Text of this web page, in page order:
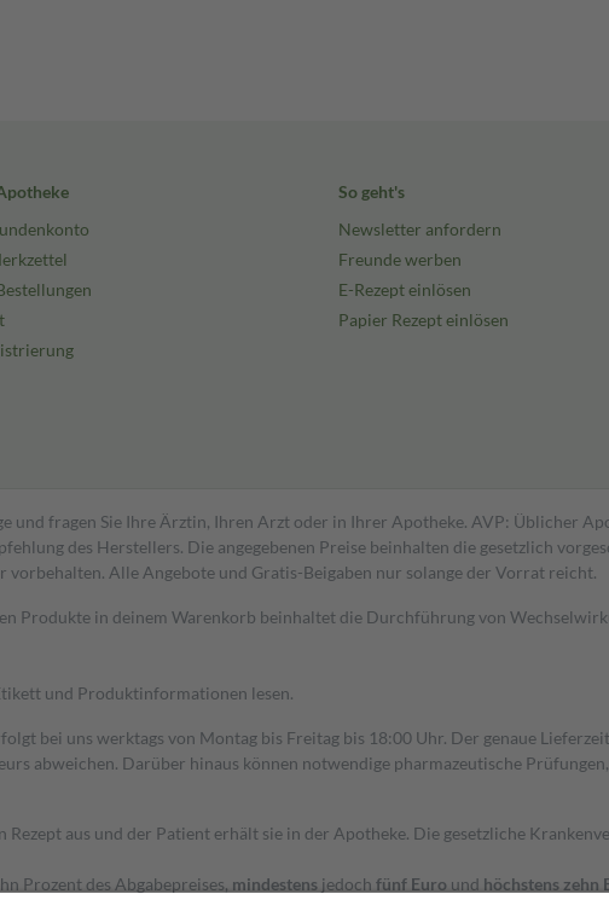
So geht's
Newsletter anfordern
Freunde werben
E-Rezept einlösen
Papier Rezept einlösen
und fragen Sie Ihre Ärztin, Ihren Arzt oder in Ihrer Apotheke. AVP: Üblicher
des Herstellers. Die angegebenen Preise beinhalten die gesetzlich
Alle Angebote und Gratis-Beigaben nur solange der Vorrat reicht.
Produkte in deinem Warenkorb beinhaltet die Durchführung von
und Produktinformationen lesen.
bei uns werktags von Montag bis Freitag bis 18:00 Uhr. Der genaue
abweichen. Darüber hinaus können notwendige pharmazeutische
aus und der Patient erhält sie in der Apotheke. Die gesetzliche
Prozent des Abgabepreises, mindestens jedoch fünf Euro und höchstens zehn